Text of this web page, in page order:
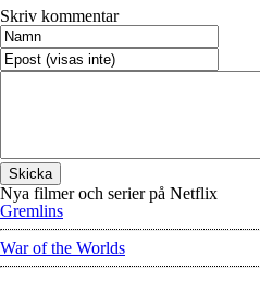
Skriv kommentar
Nya filmer och serier på Netflix
Gremlins
War of the Worlds